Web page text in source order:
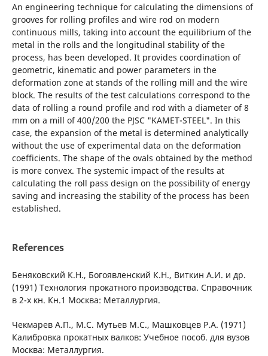
An engineering technique for calculating the dimensions of
grooves for rolling profiles and wire rod on modern
continuous mills, taking into account the equilibrium of the
metal in the rolls and the longitudinal stability of the
process, has been developed. It provides coordination of
geometric, kinematic and power parameters in the
deformation zone at stands of the rolling mill and the wire
block. The results of the test calculations correspond to the
data of rolling a round profile and rod with a diameter of 8
mm on a mill of 400/200 the PJSC "KAMET-STEEL". In this
case, the expansion of the metal is determined analytically
without the use of experimental data on the deformation
coefficients. The shape of the ovals obtained by the method
is more convex. The systemic impact of the results at
calculating the roll pass design on the possibility of energy
saving and increasing the stability of the process has been
established.
References
Беняковский К.Н., Богоявленский К.Н., Виткин А.И. и др.
(1991) Технология прокатного производства. Справочник
в 2-х кн. Кн.1 Москва: Металлургия.
Чекмарев А.П., М.С. Мутьев М.С., Машковцев Р.А. (1971)
Калибровка прокатных валков: Учебное пособ. для вузов
Москва: Металлургия.